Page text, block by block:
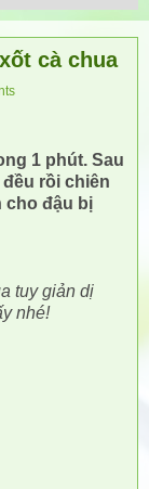
cà chua
1 phút. Sau
rồi chiên
cho đậu bị
tuy giản dị
nhé!